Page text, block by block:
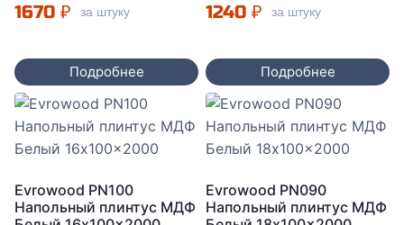
1670 ₽ за штуку
Подробнее
1240 ₽ за штуку
Подробнее
Evrowood PN100
Напольный плинтус МДФ
Evrowood PN090
Напольный плинтус МДФ